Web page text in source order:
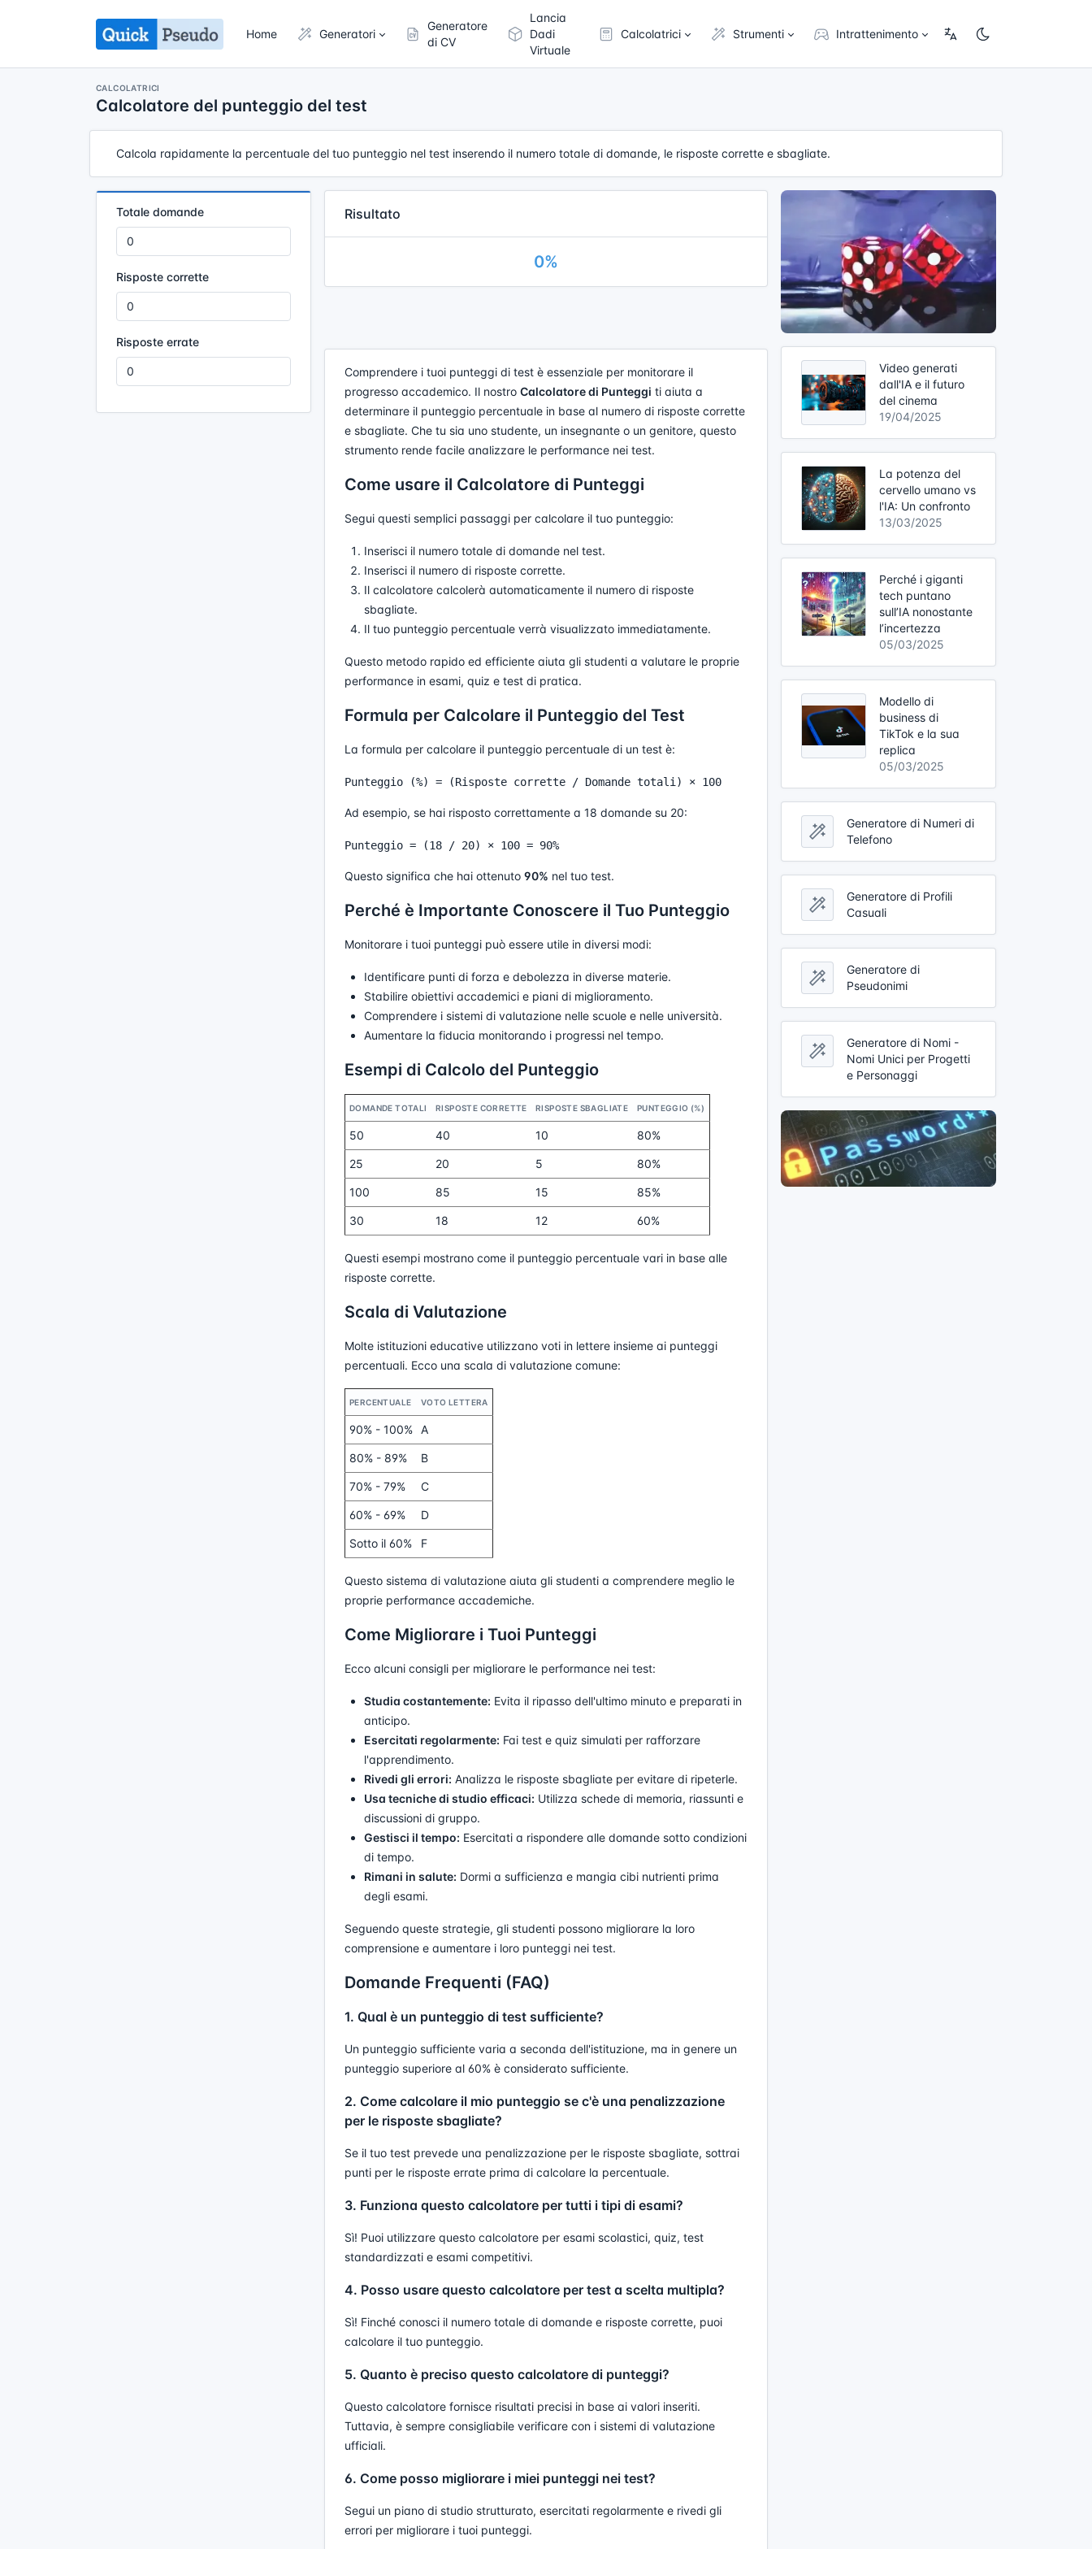
Home Generatori
Generatore
di CV
Lancia
Dadi
Virtuale
Calcolatrici Strumenti Intrattenimento
CALCOLATRICI
Calcolatore del punteggio del test
Calcola rapidamente la percentuale del tuo punteggio nel test inserendo il numero totale di domande, le risposte corrette e sbagliate.
Totale domande
Risposte corrette
Risposte errate
Risultato
0%
Comprendere i tuoi punteggi di test è essenziale per monitorare il
progresso accademico. Il nostro Calcolatore di Punteggi ti aiuta a
determinare il punteggio percentuale in base al numero di risposte corrette
e sbagliate. Che tu sia uno studente, un insegnante o un genitore, questo
strumento rende facile analizzare le performance nei test.
Come usare il Calcolatore di Punteggi
Segui questi semplici passaggi per calcolare il tuo punteggio:
Inserisci il numero totale di domande nel test.
Inserisci il numero di risposte corrette.
Il calcolatore calcolerà automaticamente il numero di risposte
sbagliate.
Il tuo punteggio percentuale verrà visualizzato immediatamente.
Questo metodo rapido ed efficiente aiuta gli studenti a valutare le proprie
performance in esami, quiz e test di pratica.
Formula per Calcolare il Punteggio del Test
La formula per calcolare il punteggio percentuale di un test è:
Ad esempio, se hai risposto correttamente a 18 domande su 20:
Questo significa che hai ottenuto 90% nel tuo test.
Perché è Importante Conoscere il Tuo Punteggio
Monitorare i tuoi punteggi può essere utile in diversi modi:
Identificare punti di forza e debolezza in diverse materie.
Stabilire obiettivi accademici e piani di miglioramento.
Comprendere i sistemi di valutazione nelle scuole e nelle università.
Aumentare la fiducia monitorando i progressi nel tempo.
Esempi di Calcolo del Punteggio
DOMANDE TOTALI RISPOSTE CORRETTE RISPOSTE SBAGLIATE PUNTEGGIO (%)
50 40 10 80%
25 20 5 80%
100 85 15 85%
30 18 12 60%
Questi esempi mostrano come il punteggio percentuale vari in base alle
risposte corrette.
Scala di Valutazione
Molte istituzioni educative utilizzano voti in lettere insieme ai punteggi
percentuali. Ecco una scala di valutazione comune:
PERCENTUALE VOTO LETTERA
90% - 100% A
80% - 89% B
70% - 79% C
60% - 69% D
Sotto il 60% F
Questo sistema di valutazione aiuta gli studenti a comprendere meglio le
proprie performance accademiche.
Come Migliorare i Tuoi Punteggi
Ecco alcuni consigli per migliorare le performance nei test:
Studia costantemente: Evita il ripasso dell'ultimo minuto e preparati in
anticipo.
Esercitati regolarmente: Fai test e quiz simulati per rafforzare
l'apprendimento.
Rivedi gli errori: Analizza le risposte sbagliate per evitare di ripeterle.
Usa tecniche di studio efficaci: Utilizza schede di memoria, riassunti e
discussioni di gruppo.
Gestisci il tempo: Esercitati a rispondere alle domande sotto condizioni
di tempo.
Rimani in salute: Dormi a sufficienza e mangia cibi nutrienti prima
degli esami.
Seguendo queste strategie, gli studenti possono migliorare la loro
comprensione e aumentare i loro punteggi nei test.
Domande Frequenti (FAQ)
1. Qual è un punteggio di test sufficiente?
Un punteggio sufficiente varia a seconda dell'istituzione, ma in genere un
punteggio superiore al 60% è considerato sufficiente.
2. Come calcolare il mio punteggio se c'è una penalizzazione
per le risposte sbagliate?
Se il tuo test prevede una penalizzazione per le risposte sbagliate, sottrai
punti per le risposte errate prima di calcolare la percentuale.
3. Funziona questo calcolatore per tutti i tipi di esami?
Sì! Puoi utilizzare questo calcolatore per esami scolastici, quiz, test
standardizzati e esami competitivi.
4. Posso usare questo calcolatore per test a scelta multipla?
Sì! Finché conosci il numero totale di domande e risposte corrette, puoi
calcolare il tuo punteggio.
5. Quanto è preciso questo calcolatore di punteggi?
Questo calcolatore fornisce risultati precisi in base ai valori inseriti.
Tuttavia, è sempre consigliabile verificare con i sistemi di valutazione
ufficiali.
6. Come posso migliorare i miei punteggi nei test?
Segui un piano di studio strutturato, esercitati regolarmente e rivedi gli
errori per migliorare i tuoi punteggi.
Video generati
dall'IA e il futuro
del cinema
19/04/2025
La potenza del
cervello umano vs
l'IA: Un confronto
13/03/2025
Perché i giganti
tech puntano
sull’IA nonostante
l’incertezza
05/03/2025
Modello di
business di
TikTok e la sua
replica
05/03/2025
Generatore di Numeri di
Telefono
Generatore di Profili
Casuali
Generatore di
Pseudonimi
Generatore di Nomi -
Nomi Unici per Progetti
e Personaggi